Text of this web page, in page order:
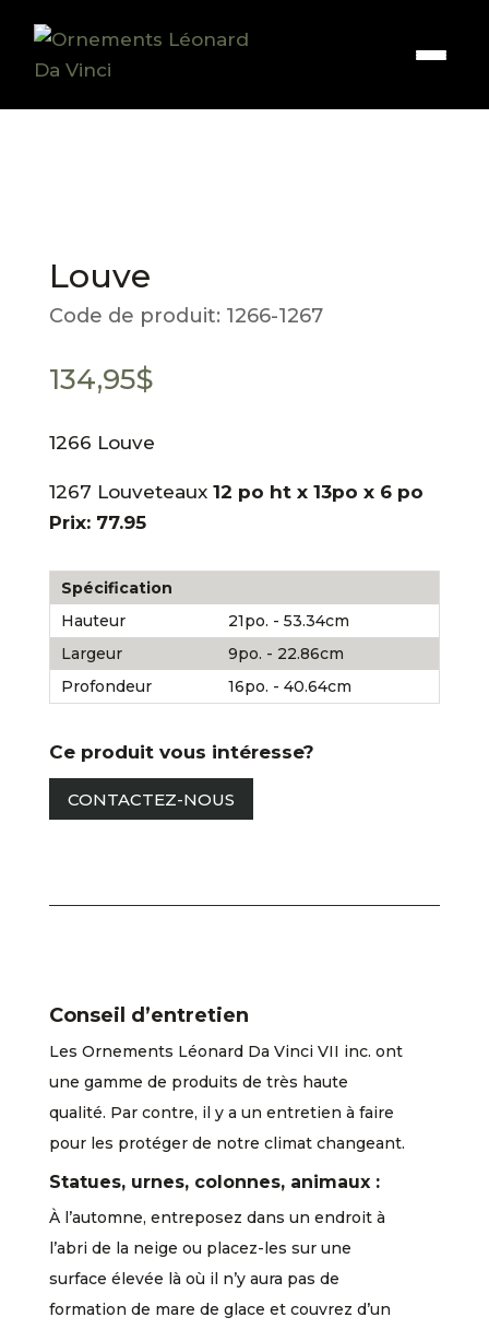
Louve
Code de produit: 1266-1267
134,95$
1266 Louve
1267 Louveteaux 12 po ht x 13po x 6 po
Prix: 77.95
Spécification
Hauteur
21po. - 53.34cm
Largeur
9po. - 22.86cm
Profondeur
16po. - 40.64cm
Ce produit vous intéresse?
CONTACTEZ-NOUS
Conseil d’entretien
Les Ornements Léonard Da Vinci VII inc. ont
une gamme de produits de très haute
qualité. Par contre, il y a un entretien à faire
pour les protéger de notre climat changeant.
Statues, urnes, colonnes, animaux :
À l’automne, entreposez dans un endroit à
l’abri de la neige ou placez-les sur une
surface élevée là où il n’y aura pas de
formation de mare de glace et couvrez d’un